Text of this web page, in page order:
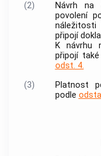
(2)
Návrh na
povolení
náležitosti
připojí
K návrhu
připojí
odst. 4.
(3)
Platnost
podle